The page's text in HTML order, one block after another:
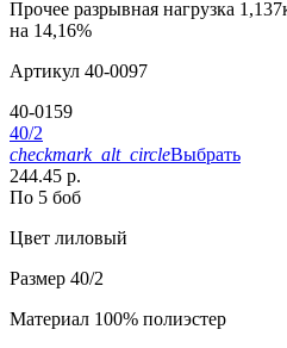
Прочее разрывная нагрузка
на 14,16%
Артикул 40-0097
40-0159
40/2
checkmark_alt_circleВыбрать
244.45 р.
По 5 боб
Цвет лиловый
Размер 40/2
Материал 100% полиэстер